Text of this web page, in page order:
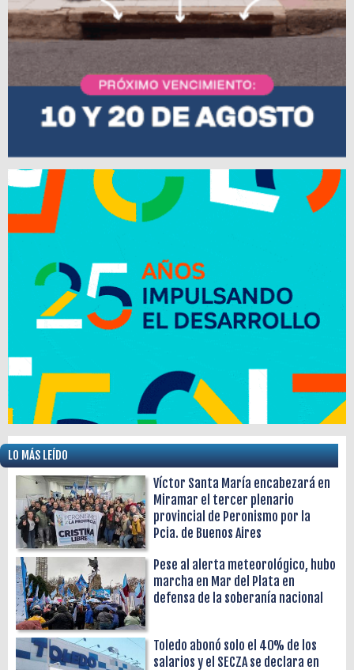
LO MÁS LEÍDO
Víctor Santa María encabezará en
Miramar el tercer plenario
provincial de Peronismo por la
Pcia. de Buenos Aires
Pese al alerta meteorológico, hubo
marcha en Mar del Plata en
defensa de la soberanía nacional
Toledo abonó solo el 40% de los
salarios y el SECZA se declara en